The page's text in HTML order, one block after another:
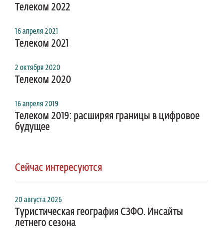
Телеком 2022
16 апреля 2021
Телеком 2021
2 октября 2020
Телеком 2020
16 апреля 2019
Телеком 2019: расширяя границы в цифровое
будущее
Сейчас интересуются
20 августа 2026
Туристическая география СЗФО. Инсайты
летнего сезона